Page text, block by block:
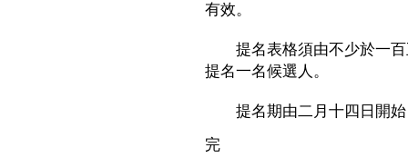
有效。
提名表格須由不少於一百
提名一名候選人。
提名期由二月十四日開始
完